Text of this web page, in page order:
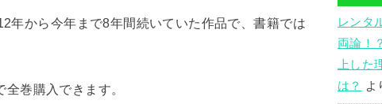
年から今年まで8年間続いていた作品で、書籍では
巻購入できます。
レンタ
両論！？
上した
は？
よ